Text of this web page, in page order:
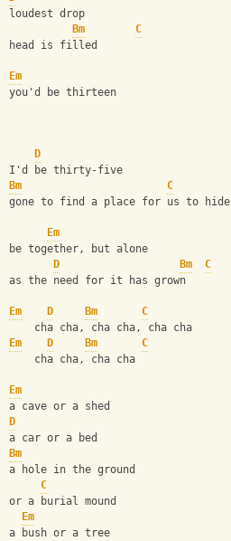
loudest drop
Bm
C
head is filled
Em
you'd be thirteen
D
I'd be thirty-five
Bm
C
gone to find a place for us to hide
Em
be together, but alone
D
Bm
C
as the need for it has grown
Em D Bm
C
    cha cha, cha cha, cha cha
Em
D Bm
C
    cha cha, cha cha
Em
a cave or a shed
D
a car or a bed
Bm
a hole in the ground
C
or a burial mound
Em
a bush or a tree